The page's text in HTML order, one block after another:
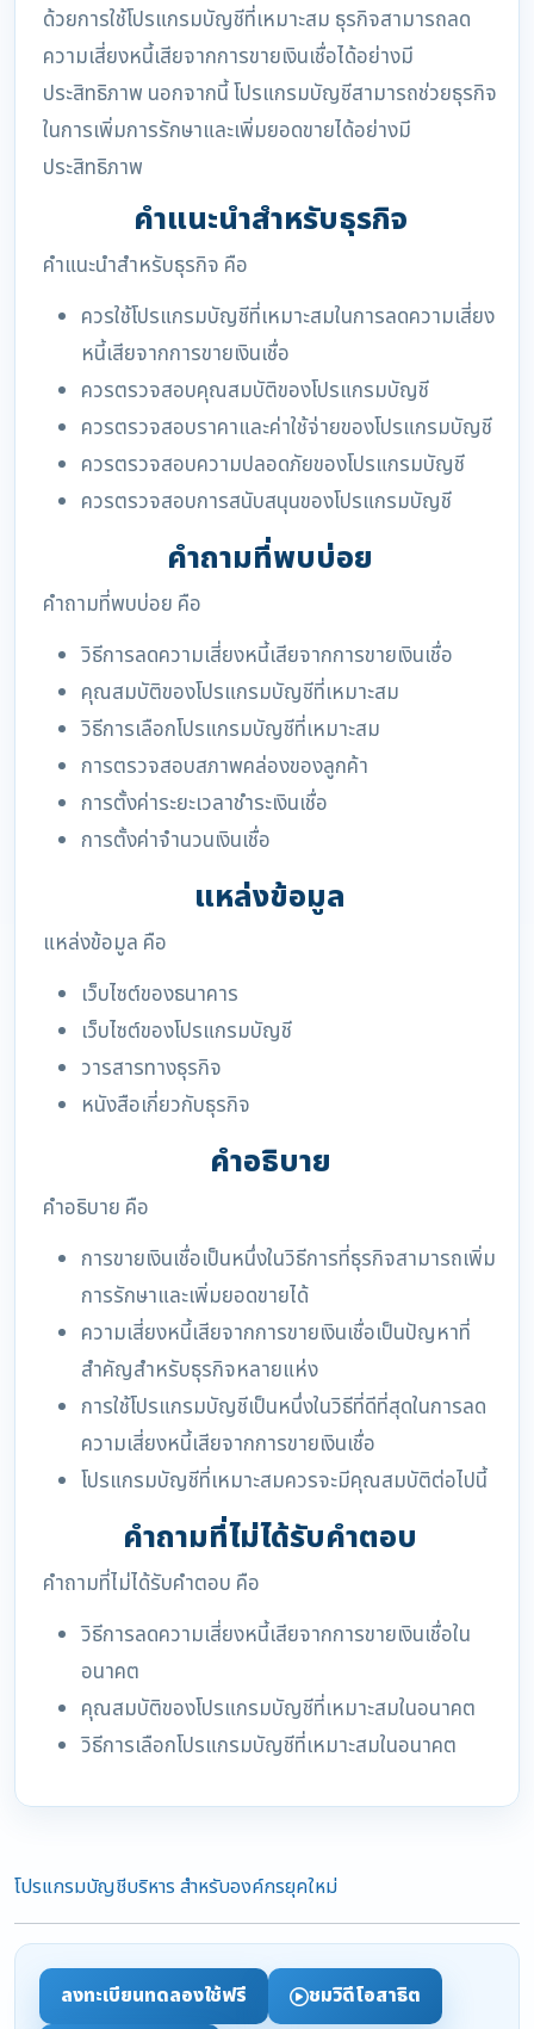
ด้วยการใช้โปรแกรมบัญชีที่เหมาะสม ธุรกิจสามารถลด
ความเสี่ยงหนี้เสียจากการขายเงินเชื่อได้อย่างมี
ประสิทธิภาพ นอกจากนี้ โปรแกรมบัญชีสามารถช่วยธุรกิจ
ในการเพิ่มการรักษาและเพิ่มยอดขายได้อย่างมี
ประสิทธิภาพ
คำแนะนำสำหรับธุรกิจ
คำแนะนำสำหรับธุรกิจ คือ
ควรใช้โปรแกรมบัญชีที่เหมาะสมในการลดความเสี่ยง
หนี้เสียจากการขายเงินเชื่อ
ควรตรวจสอบคุณสมบัติของโปรแกรมบัญชี
ควรตรวจสอบราคาและค่าใช้จ่ายของโปรแกรมบัญชี
ควรตรวจสอบความปลอดภัยของโปรแกรมบัญชี
ควรตรวจสอบการสนับสนุนของโปรแกรมบัญชี
คำถามที่พบบ่อย
คำถามที่พบบ่อย คือ
วิธีการลดความเสี่ยงหนี้เสียจากการขายเงินเชื่อ
คุณสมบัติของโปรแกรมบัญชีที่เหมาะสม
วิธีการเลือกโปรแกรมบัญชีที่เหมาะสม
การตรวจสอบสภาพคล่องของลูกค้า
การตั้งค่าระยะเวลาชำระเงินเชื่อ
การตั้งค่าจำนวนเงินเชื่อ
แหล่งข้อมูล
แหล่งข้อมูล คือ
เว็บไซต์ของธนาคาร
เว็บไซต์ของโปรแกรมบัญชี
วารสารทางธุรกิจ
หนังสือเกี่ยวกับธุรกิจ
คำอธิบาย
คำอธิบาย คือ
การขายเงินเชื่อเป็นหนึ่งในวิธีการที่ธุรกิจสามารถเพิ่ม
การรักษาและเพิ่มยอดขายได้
ความเสี่ยงหนี้เสียจากการขายเงินเชื่อเป็นปัญหาที่
สำคัญสำหรับธุรกิจหลายแห่ง
การใช้โปรแกรมบัญชีเป็นหนึ่งในวิธีที่ดีที่สุดในการลด
ความเสี่ยงหนี้เสียจากการขายเงินเชื่อ
โปรแกรมบัญชีที่เหมาะสมควรจะมีคุณสมบัติต่อไปนี้
คำถามที่ไม่ได้รับคำตอบ
คำถามที่ไม่ได้รับคำตอบ คือ
วิธีการลดความเสี่ยงหนี้เสียจากการขายเงินเชื่อใน
อนาคต
คุณสมบัติของโปรแกรมบัญชีที่เหมาะสมในอนาคต
วิธีการเลือกโปรแกรมบัญชีที่เหมาะสมในอนาคต
โปรแกรมบัญชีบริหาร สำหรับองค์กรยุคใหม่
ลงทะเบียนทดลองใช้ฟรี
ชมวิดีโอสาธิต